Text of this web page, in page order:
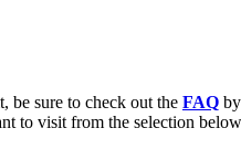
be sure to check out the FAQ
to visit from the selection